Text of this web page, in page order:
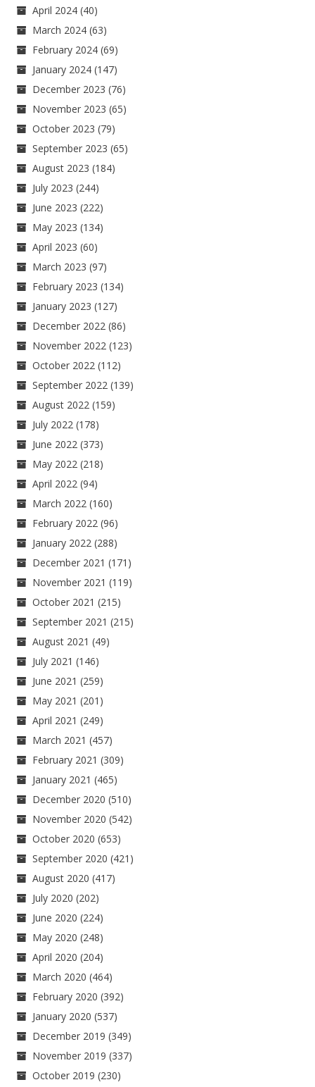
April 2024 (40)
March 2024 (63)
February 2024 (69)
January 2024 (147)
December 2023 (76)
November 2023 (65)
October 2023 (79)
September 2023 (65)
August 2023 (184)
July 2023 (244)
June 2023 (222)
May 2023 (134)
April 2023 (60)
March 2023 (97)
February 2023 (134)
January 2023 (127)
December 2022 (86)
November 2022 (123)
October 2022 (112)
September 2022 (139)
August 2022 (159)
July 2022 (178)
June 2022 (373)
May 2022 (218)
April 2022 (94)
March 2022 (160)
February 2022 (96)
January 2022 (288)
December 2021 (171)
November 2021 (119)
October 2021 (215)
September 2021 (215)
August 2021 (49)
July 2021 (146)
June 2021 (259)
May 2021 (201)
April 2021 (249)
March 2021 (457)
February 2021 (309)
January 2021 (465)
December 2020 (510)
November 2020 (542)
October 2020 (653)
September 2020 (421)
August 2020 (417)
July 2020 (202)
June 2020 (224)
May 2020 (248)
April 2020 (204)
March 2020 (464)
February 2020 (392)
January 2020 (537)
December 2019 (349)
November 2019 (337)
October 2019 (230)